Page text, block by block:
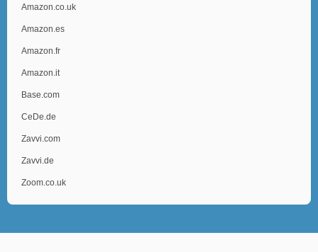
Amazon.co.uk
Amazon.es
Amazon.fr
Amazon.it
Base.com
CeDe.de
Zavvi.com
Zavvi.de
Zoom.co.uk